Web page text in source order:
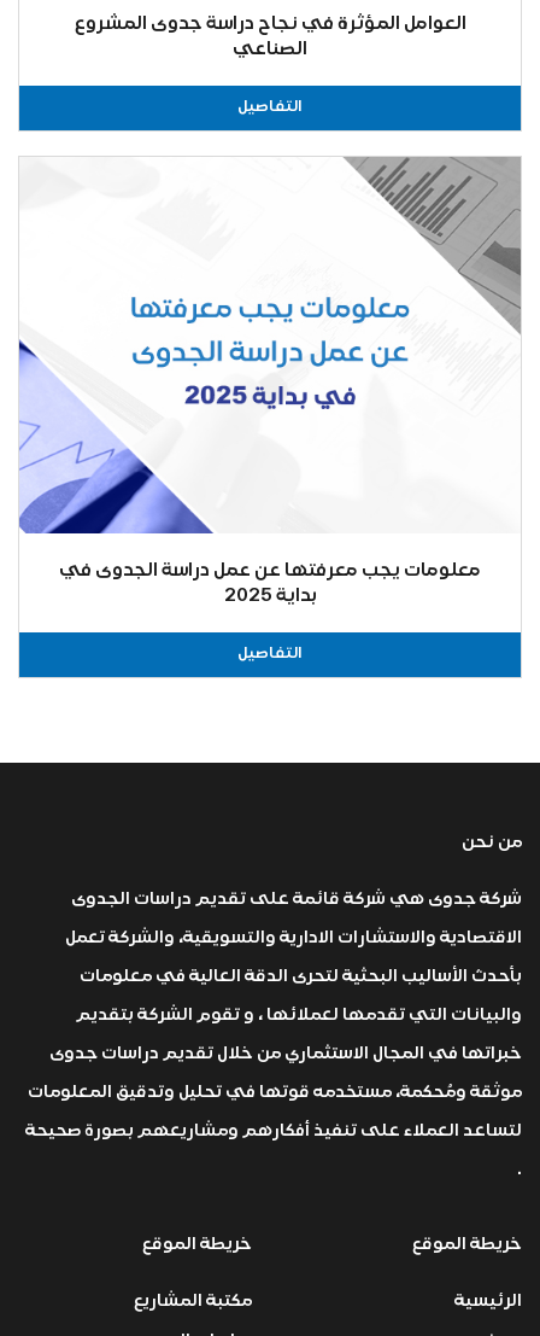
العوامل المؤثرة في نجاح دراسة جدوى المشروع
الصناعي
التفاصيل
معلومات يجب معرفتها عن عمل دراسة الجدوى في
بداية 2025
التفاصيل
من نحن
شركة جدوى هي شركة قائمة على تقديم دراسات الجدوى
الاقتصادية والاستشارات الادارية والتسويقية، والشركة تعمل
بأحدث الأساليب البحثية لتحرى الدقة العالية في معلومات
والبيانات التي تقدمها لعملائها ، و تقوم الشركة بتقديم
خبراتها في المجال الاستثماري من خلال تقديم دراسات جدوى
موثقة ومُحكمة، مستخدمه قوتها في تحليل وتدقيق المعلومات
لتساعد العملاء على تنفيذ أفكارهم ومشاريعهم بصورة صحيحة
.
خريطة الموقع
الرئيسية
خريطة الموقع
مكتبة المشاريع